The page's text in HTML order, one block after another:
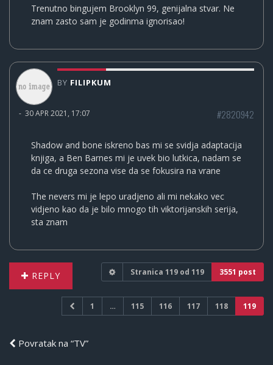
Trenutno bingujem Brooklyn 99, genijalna stvar. Ne
znam zasto sam je godinma ignorisao!
BY FILIPKUM
- 30 APR 2021, 17:07 #2820942
Shadow and bone iskreno bas mi se svidja adaptacija
knjiga, a Ben Barnes mi je uvek bio lutkica, nadam se
da ce druga sezona vise da se fokusira na vrane
The nevers mi je lepo uradjeno ali mi nekako vec
vidjeno kao da je bilo mnogo tih viktorijanskih serija,
sta znam
REPLY Stranica 119 od 119 3551 post
1 … 115 116 117 118 119
Povratak na “TV”